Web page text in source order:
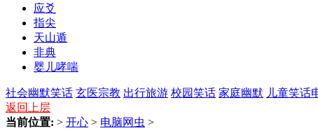
应爻
指尖
天山遁
非典
婴儿哮喘
社会幽默笑话 玄医宗教 出行旅游 校园笑话 家庭幽默 儿童笑话
返回上层
当前位置: > 开心 > 电脑网虫 >